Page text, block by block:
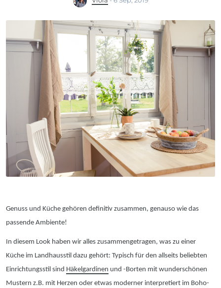
Genuss und Küche gehören definitiv zusammen, genauso wie das
passende Ambiente!
In diesem Look haben wir alles zusammengetragen, was zu einer
Küche im Landhausstil dazu gehört: Typisch für den allseits beliebten
Einrichtungsstil sind Häkelgardinen und -Borten mit wunderschönen
Mustern z.B. mit Herzen oder etwas moderner interpretiert im Boho-